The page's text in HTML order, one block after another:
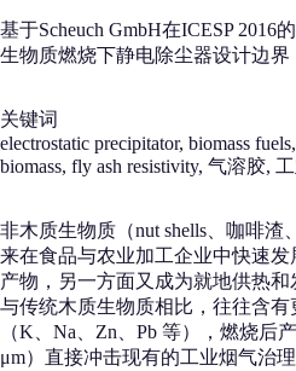
基于Scheuch GmbH在ICESP
生物质燃烧下静电除尘器设计边界
关键词
electrostatic precipitator, biomass
biomass, fly ash resistivity, 气溶胶,
非木质生物质（nut shells、咖啡
来在食品与农业加工企业中快速
产物，另一方面又成为就地供热
与传统木质生物质相比，往往含
（K、Na、Zn、Pb 等），燃烧后
μm）直接冲击现有的工业烟气治